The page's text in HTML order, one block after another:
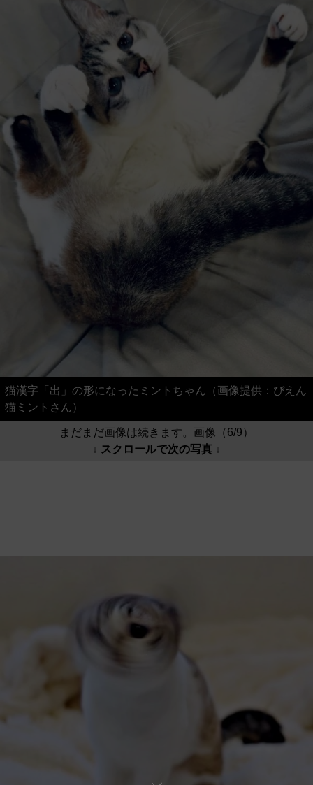
猫漢字「出」の形になったミントちゃん（画像提供：ぴえん
猫ミントさん）
まだまだ画像は続きます。画像（6/9）
↓ スクロールで次の写真 ↓